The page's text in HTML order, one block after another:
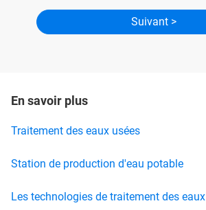
En savoir plus
Traitement des eaux usées
Station de production d'eau potable
Les technologies de traitement des eaux